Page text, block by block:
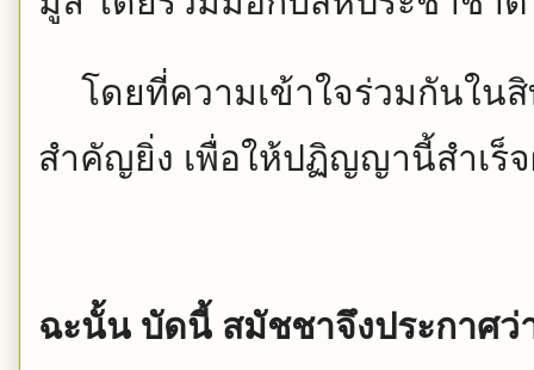
โดยที่ความเข้าใจร่วมกันใ
สำคัญยิ่ง เพื่อให้ปฏิญญานี้สำเร็
ฉะนั้น บัดนี้ สมัชชาจึงประกาศว่